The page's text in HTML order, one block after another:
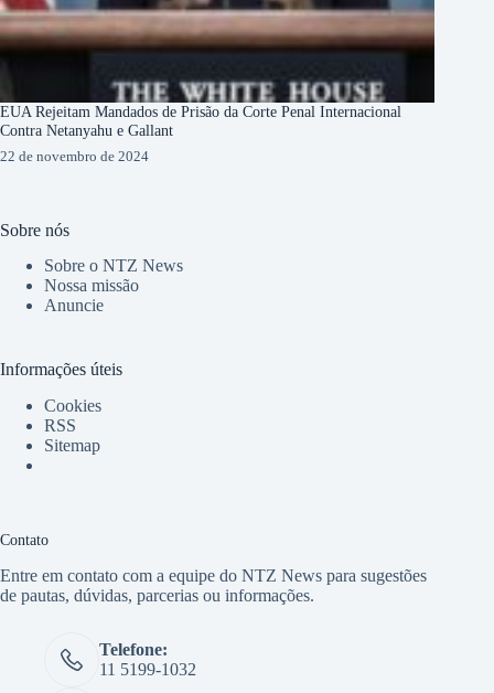
EUA Rejeitam Mandados de Prisão da Corte Penal Internacional
Contra Netanyahu e Gallant
22 de novembro de 2024
Sobre nós
Sobre o NTZ News
Nossa missão
Anuncie
Informações úteis
Cookies
RSS
Sitemap
Contato
Entre em contato com a equipe do NTZ News para sugestões
de pautas, dúvidas, parcerias ou informações.
Telefone:
11 5199-1032